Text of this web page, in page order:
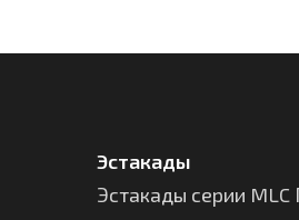
Эстакады
Эстакады серии